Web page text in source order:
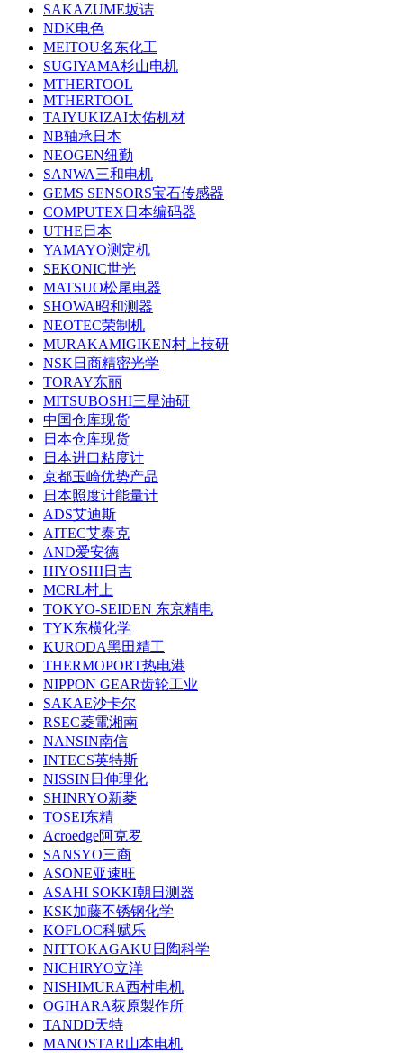
SAKAZUME坂诘
NDK电色
MEITOU名东化工
SUGIYAMA杉山电机
MTHERTOOL
MTHERTOOL
TAIYUKIZAI太佑机材
NB轴承日本
NEOGEN纽勤
SANWA三和电机
GEMS SENSORS宝石传感器
COMPUTEX日本编码器
UTHE日本
YAMAYO测定机
SEKONIC世光
MATSUO松尾电器
SHOWA昭和测器
NEOTEC荣制机
MURAKAMIGIKEN村上技研
NSK日商精密光学
TORAY东丽
MITSUBOSHI三星油研
中国仓库现货
日本仓库现货
日本进口粘度计
京都玉崎优势产品
日本照度计能量计
ADS艾迪斯
AITEC艾泰克
AND爱安德
HIYOSHI日吉
MCRL村上
TOKYO-SEIDEN 东京精电
TYK东横化学
KURODA黑田精工
THERMOPORT热电港
NIPPON GEAR齿轮工业
SAKAE沙卡尔
RSEC菱電湘南
NANSIN南信
INTECS英特斯
NISSIN日伸理化
SHINRYO新菱
TOSEI东精
Acroedge阿克罗
SANSYO三商
ASONE亚速旺
ASAHI SOKKI朝日测器
KSK加藤不锈钢化学
KOFLOC科赋乐
NITTOKAGAKU日陶科学
NICHIRYO立洋
NISHIMURA西村电机
OGIHARA荻原製作所
TANDD天特
MANOSTAR山本电机